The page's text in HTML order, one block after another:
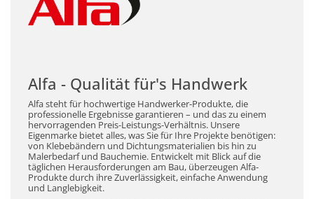
Alfa - Qualität für's Handwerk
Alfa steht für hochwertige Handwerker-Produkte, die
professionelle Ergebnisse garantieren – und das zu einem
hervorragenden Preis-Leistungs-Verhältnis. Unsere
Eigenmarke bietet alles, was Sie für Ihre Projekte benötigen:
von Klebebändern und Dichtungsmaterialien bis hin zu
Malerbedarf und Bauchemie. Entwickelt mit Blick auf die
täglichen Herausforderungen am Bau, überzeugen Alfa-
Produkte durch ihre Zuverlässigkeit, einfache Anwendung
und Langlebigkeit.